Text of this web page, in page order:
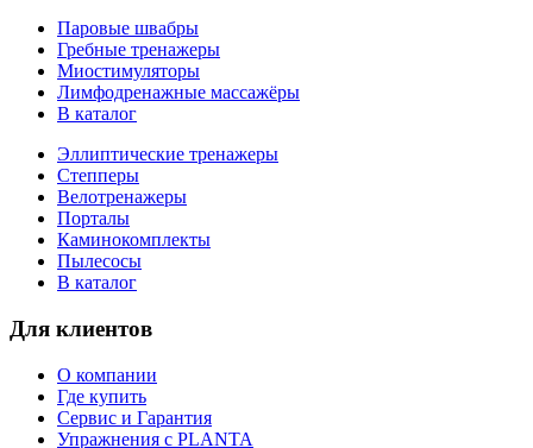
Паровые швабры
Гребные тренажеры
Миостимуляторы
Лимфодренажные массажёры
В каталог
Эллиптические тренажеры
Степперы
Велотренажеры
Порталы
Каминокомплекты
Пылесосы
В каталог
Для клиентов
О компании
Где купить
Сервис и Гарантия
Упражнения с PLANTA